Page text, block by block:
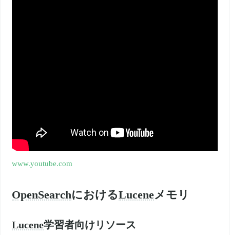
www.youtube.com
OpenSearchにおけるLuceneメモリ
Lucene学習者向けリソース